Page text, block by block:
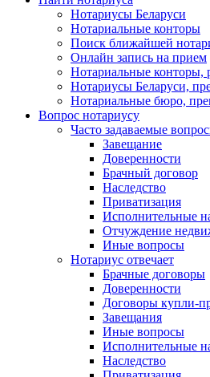
Нотариусы Беларуси
Нотариальные конторы
Поиск ближайшей
Онлайн запись на прием
Нотариальные конторы,
Нотариусы Беларуси,
Нотариальные бюро,
Вопрос нотариусу
Часто задаваемые
Завещание
Доверенности
Брачный договор
Наследство
Приватизация
Исполнительные
Отчуждение
Иные вопросы
Нотариус отвечает
Брачные договоры
Доверенности
Договоры купли-
Завещания
Иные вопросы
Исполнительные
Наследство